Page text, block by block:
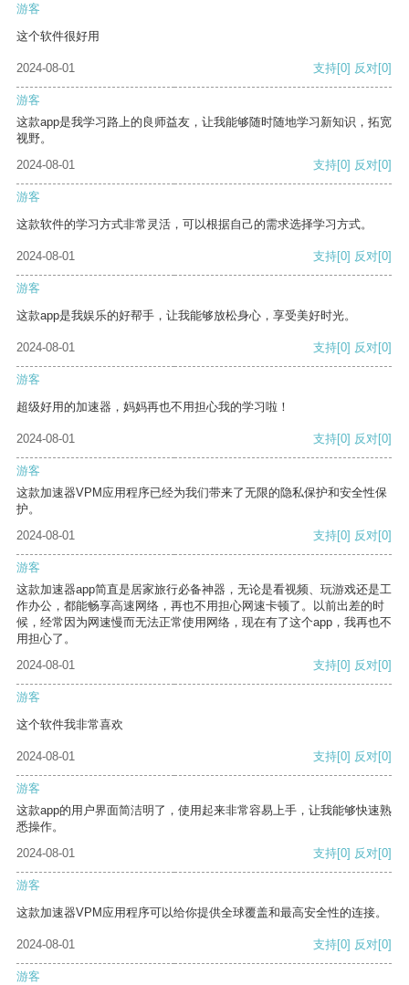
游客
这个软件很好用
2024-08-01 支持[0] 反对[0]
游客
这款app是我学习路上的良师益友，让我能够随时随地学习新知识，拓宽
视野。
2024-08-01
支持[0] 反对[0]
游客
这款软件的学习方式非常灵活，可以根据自己的需求选择学习方式。
2024-08-01 支持[0] 反对[0]
游客
这款app是我娱乐的好帮手，让我能够放松身心，享受美好时光。
2024-08-01 支持[0] 反对[0]
游客
超级好用的加速器，妈妈再也不用担心我的学习啦！
2024-08-01 支持[0] 反对[0]
游客
这款加速器VPM应用程序已经为我们带来了无限的隐私保护和安全性保
护。
2024-08-01
支持[0] 反对[0]
游客
这款加速器app简直是居家旅行必备神器，无论是看视频、玩游戏还是工
作办公，都能畅享高速网络，再也不用担心网速卡顿了。以前出差的时
候，经常因为网速慢而无法正常使用网络，现在有了这个app，我再也不
用担心了。
2024-08-01
支持[0] 反对[0]
游客
这个软件我非常喜欢
2024-08-01 支持[0] 反对[0]
游客
这款app的用户界面简洁明了，使用起来非常容易上手，让我能够快速熟
悉操作。
2024-08-01
支持[0] 反对[0]
游客
这款加速器VPM应用程序可以给你提供全球覆盖和最高安全性的连接。
2024-08-01 支持[0] 反对[0]
游客